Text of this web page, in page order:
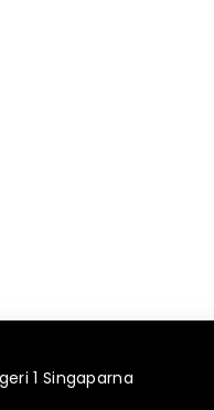
1 Singaparna